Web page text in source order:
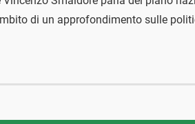
di un approfondimento sulle